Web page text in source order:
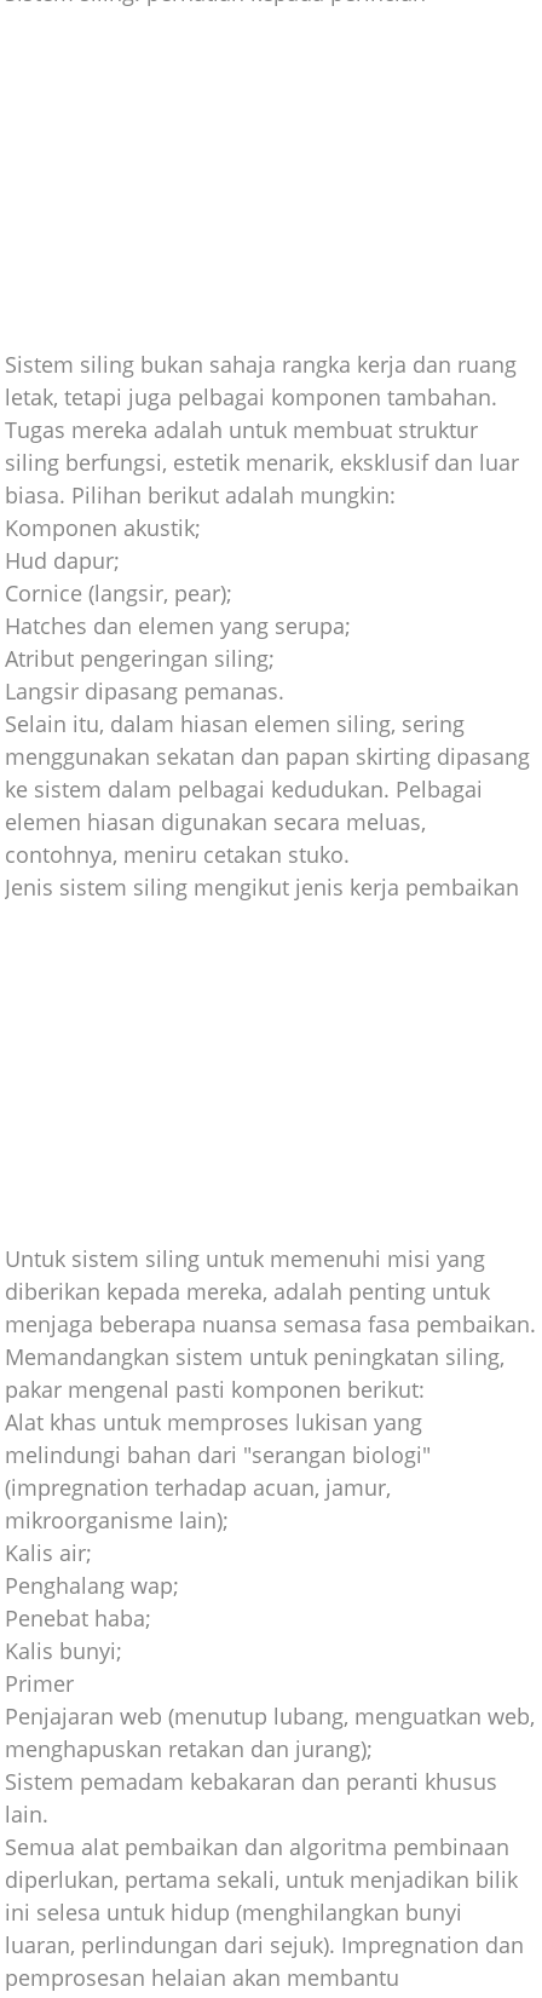
Sistem siling bukan sahaja rangka kerja dan ruang
letak, tetapi juga pelbagai komponen tambahan.
Tugas mereka adalah untuk membuat struktur
siling berfungsi, estetik menarik, eksklusif dan luar
biasa. Pilihan berikut adalah mungkin:
Komponen akustik;
Hud dapur;
Cornice (langsir, pear);
Hatches dan elemen yang serupa;
Atribut pengeringan siling;
Langsir dipasang pemanas.
Selain itu, dalam hiasan elemen siling, sering
menggunakan sekatan dan papan skirting dipasang
ke sistem dalam pelbagai kedudukan. Pelbagai
elemen hiasan digunakan secara meluas,
contohnya, meniru cetakan stuko.
Jenis sistem siling mengikut jenis kerja pembaikan
Untuk sistem siling untuk memenuhi misi yang
diberikan kepada mereka, adalah penting untuk
menjaga beberapa nuansa semasa fasa pembaikan.
Memandangkan sistem untuk peningkatan siling,
pakar mengenal pasti komponen berikut:
Alat khas untuk memproses lukisan yang
melindungi bahan dari "serangan biologi"
(impregnation terhadap acuan, jamur,
mikroorganisme lain);
Kalis air;
Penghalang wap;
Penebat haba;
Kalis bunyi;
Primer
Penjajaran web (menutup lubang, menguatkan web,
menghapuskan retakan dan jurang);
Sistem pemadam kebakaran dan peranti khusus
lain.
Semua alat pembaikan dan algoritma pembinaan
diperlukan, pertama sekali, untuk menjadikan bilik
ini selesa untuk hidup (menghilangkan bunyi
luaran, perlindungan dari sejuk). Impregnation dan
pemprosesan helaian akan membantu